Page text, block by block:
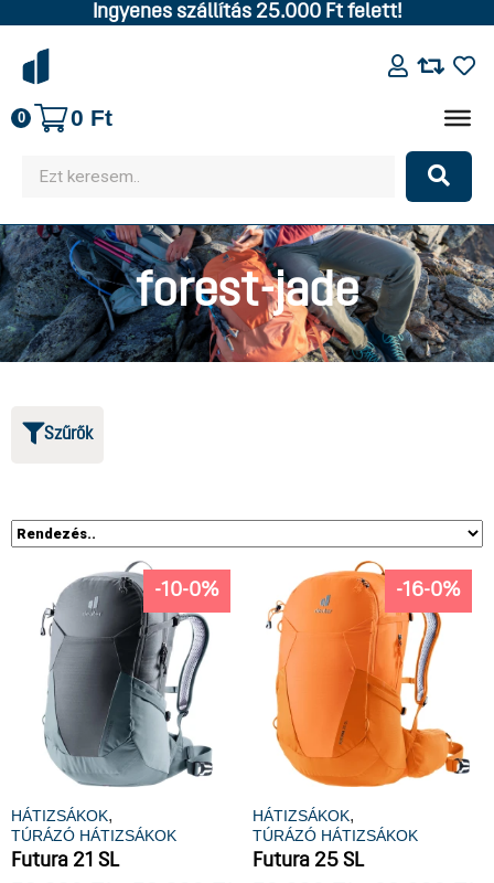
Ingyenes szállítás 25.000 Ft felett!
0 0 Ft
forest-jade
Szűrők
-10-0%
HÁTIZSÁKOK,
TÚRÁZÓ HÁTIZSÁKOK
Futura 21 SL
-16-0%
HÁTIZSÁKOK,
TÚRÁZÓ HÁTIZSÁKOK
Futura 25 SL